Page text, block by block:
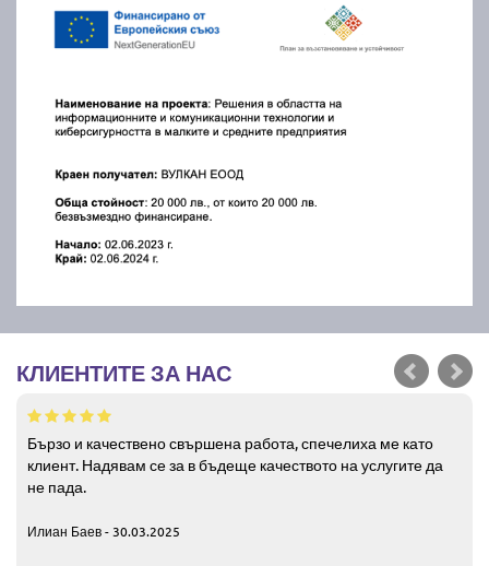
КЛИЕНТИТЕ ЗА НАС
Бързо и качествено свършена работа, спечелиха ме като
клиент. Надявам се за в бъдеще качеството на услугите да
не пада.
Илиан Баев - 30.03.2025